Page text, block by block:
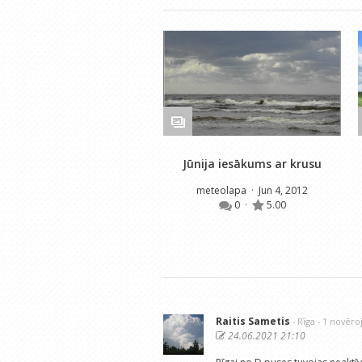
Jūnija iesākums ar krusu
meteolapa · Jun 4, 2012
0 · 5.00
Raitis Sametis - Rīga - 1
24.06.2021 21:10